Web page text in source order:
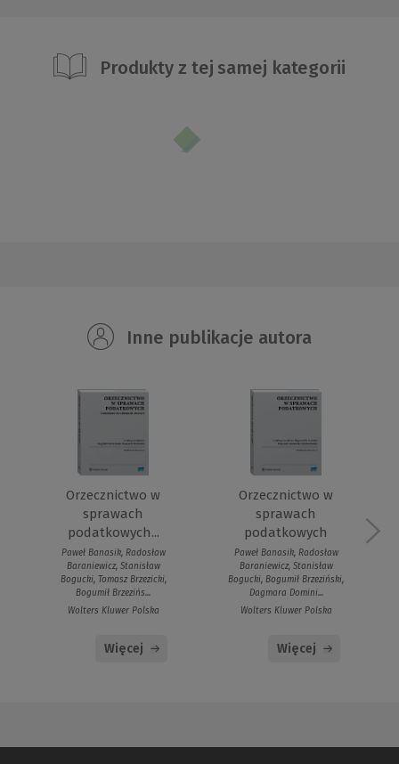
Produkty z tej samej kategorii
Inne publikacje autora
Orzecznictwo w
sprawach
podatkowych...
Paweł Banasik, Radosław
Baraniewicz, Stanisław
Bogucki, Tomasz Brzezicki,
Bogumił Brzezińs...
Wolters Kluwer Polska
Więcej
Orzecznictwo w
sprawach
podatkowych
Paweł Banasik, Radosław
Baraniewicz, Stanisław
Bogucki, Bogumił Brzeziński,
Dagmara Domini...
Wolters Kluwer Polska
Więcej